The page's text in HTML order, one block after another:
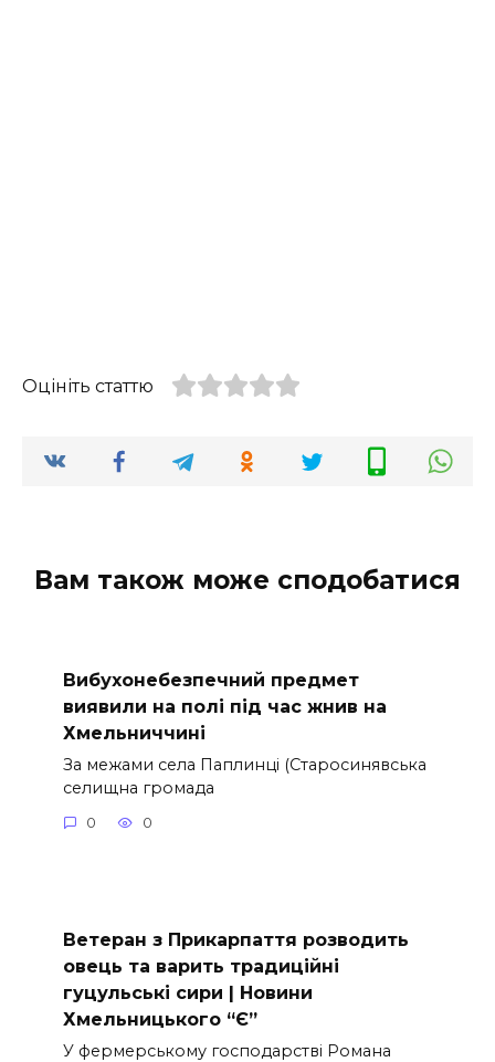
Оцініть статтю
Вам також може сподобатися
Вибухонебезпечний предмет
виявили на полі під час жнив на
Хмельниччині
За межами села Паплинці (Старосинявська
селищна громада
0 0
Ветеран з Прикарпаття розводить
овець та варить традиційні
гуцульські сири | Новини
Хмельницького “Є”
У фермерському господарстві Романа